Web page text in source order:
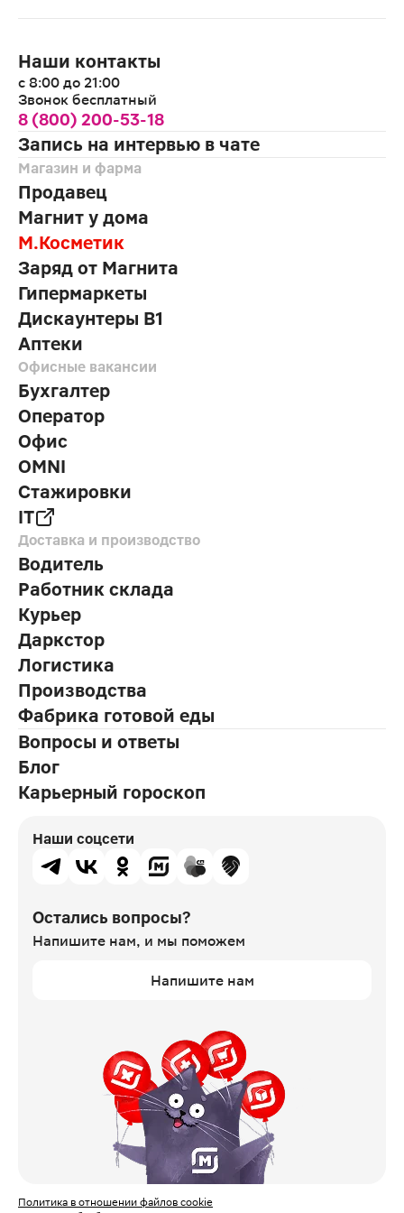
Наши контакты
с 8:00 до 21:00
Звонок бесплатный
8 (800) 200-53-18
Запись на интервью в чате
Магазин и фарма
Продавец
Магнит у дома
М.Косметик
Заряд от Магнита
Гипермаркеты
Дискаунтеры В1
Аптеки
Офисные вакансии
Бухгалтер
Оператор
Офис
OMNI
Стажировки
IT
Доставка и производство
Водитель
Работник склада
Курьер
Даркстор
Логистика
Производства
Фабрика готовой еды
Вопросы и ответы
Блог
Карьерный гороскоп
Наши соцсети
Остались вопросы?
Напишите нам, и мы поможем
Напишите нам
Политика в отношении файлов cookie